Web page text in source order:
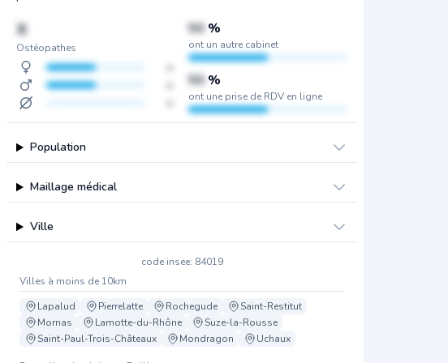
X
Ostéopathes
50 %
ont un autre cabinet
50 %
ont une prise de RDV en ligne
Population
Maillage médical
Ville
code insee: 84019
Villes à moins de 10km
Lapalud
Pierrelatte Rochegude
Saint-Restitut
Mornas
Lamotte-du-Rhône
Suze-la-Rousse
Saint-Paul-Trois-Châteaux
Mondragon Uchaux